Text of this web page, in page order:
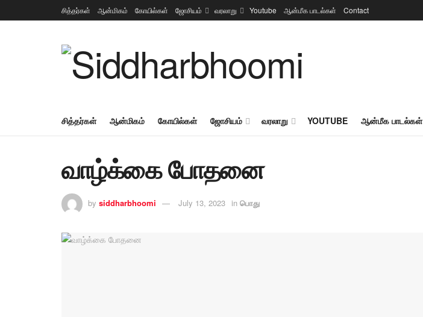
சித்தர்கள் ஆன்மிகம் கோயில்கள் ஜோசியம் வரலாறு Youtube ஆன்மீக பாடல்கள் Contact
சித்தர்கள் ஆன்மிகம் கோயில்கள் ஜோசியம் வரலாறு YOUTUBE ஆன்மீக பாடல்கள்
வாழ்க்கை போதனை
by siddharbhoomi July 13, 2023 in பொது